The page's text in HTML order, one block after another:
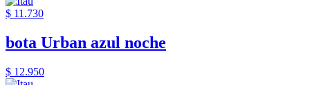
$ 11.730
bota Urban azul noche
$ 12.950